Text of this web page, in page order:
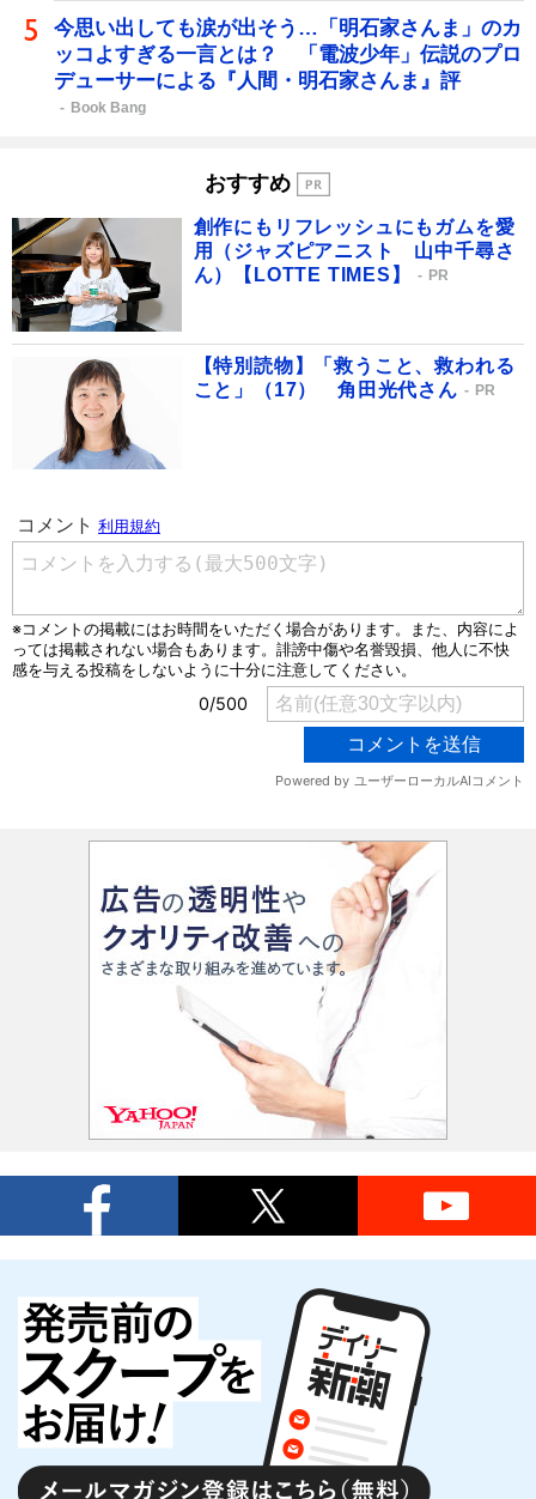
今思い出しても涙が出そう…「明石家さんま」のカ
ッコよすぎる一言とは？ 「電波少年」伝説のプロ
デューサーによる『人間・明石家さんま』評
Book Bang
おすすめ
創作にもリフレッシュにもガムを愛
用（ジャズピアニスト 山中千尋さ
ん）【LOTTE TIMES】
PR
【特別読物】「救うこと、救われる
こと」（17） 角田光代さん
PR